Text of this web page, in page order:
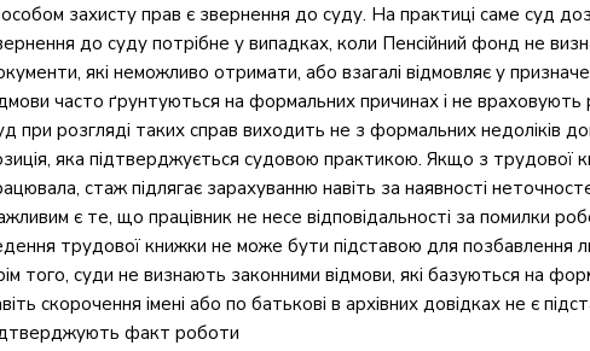
захисту прав є звернення до суду. На практиці саме суд
до суду потрібне у випадках, коли Пенсійний фонд не
які неможливо отримати, або взагалі відмовляє у
часто ґрунтуються на формальних причинах і не враховують
при розгляді таких справ виходить не з формальних недоліків
яка підтверджується судовою практикою. Якщо з трудової
стаж підлягає зарахуванню навіть за наявності
є те, що працівник не несе відповідальності за помилки
трудової книжки не може бути підставою для позбавлення
того, суди не визнають законними відмови, які базуються на
скорочення імені або по батькові в архівних довідках не є
факт роботи